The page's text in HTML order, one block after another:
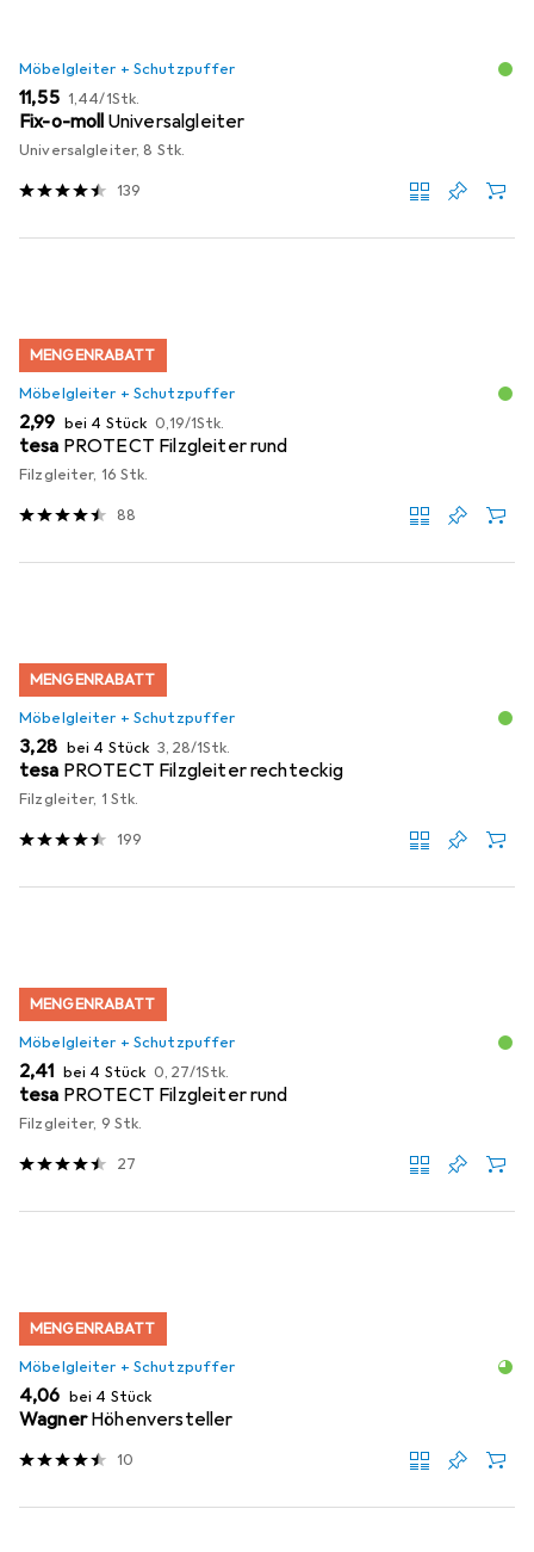
Möbelgleiter + Schutzpuffer
EUR
11,55 EUR
1,44/1Stk.
Fix-o-moll Universalgleiter
Universalgleiter, 8 Stk.
139
MENGENRABATT
Möbelgleiter + Schutzpuffer
EUR
2,99 bei 4 Stück EUR
0,19/1Stk.
tesa PROTECT Filzgleiter rund
Filzgleiter, 16 Stk.
88
MENGENRABATT
Möbelgleiter + Schutzpuffer
EUR
3,28 bei 4 Stück EUR
3,28/1Stk.
tesa PROTECT Filzgleiter rechteckig
Filzgleiter, 1 Stk.
199
MENGENRABATT
Möbelgleiter + Schutzpuffer
EUR
2,41 bei 4 Stück EUR
0,27/1Stk.
tesa PROTECT Filzgleiter rund
Filzgleiter, 9 Stk.
27
MENGENRABATT
Möbelgleiter + Schutzpuffer
EUR
4,06 bei 4 Stück
Wagner Höhenversteller
10